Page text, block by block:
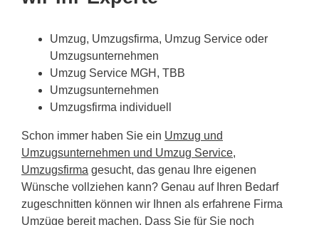
Umzug, Umzugsfirma, Umzug Service oder
Umzugsunternehmen
Umzug Service MGH, TBB
Umzugsunternehmen
Umzugsfirma individuell
Schon immer haben Sie ein Umzug und
Umzugsunternehmen und Umzug Service,
Umzugsfirma gesucht, das genau Ihre eigenen
Wünsche vollziehen kann? Genau auf Ihren Bedarf
zugeschnitten können wir Ihnen als erfahrene Firma
Umzüge bereit machen. Dass Sie für Sie noch